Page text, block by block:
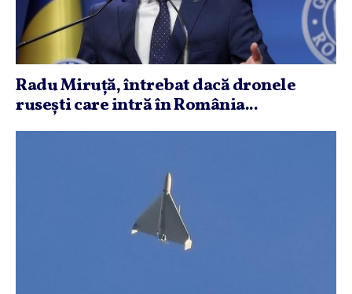
Radu Miruţă, întrebat dacă dronele
ruseşti care intră în România...